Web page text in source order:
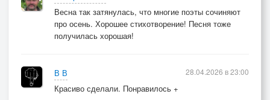
Весна так затянулась, что многие поэты сочиняют
про осень. Хорошее стихотворение! Песня тоже
получилась хорошая!
В В
Красиво сделали. Понравилось +
28.04.2026 в 23:00